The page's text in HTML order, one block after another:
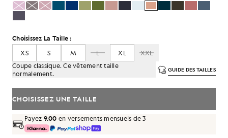
Choisissez La Taille :
XS
S M L XL
XXL
Coupe classique. Ce vêtement taille
normalement.
GUIDE DES TAILLES
CHOISISSEZ UNE TAILLE
Payez 9.00 en versements mensuels de 3